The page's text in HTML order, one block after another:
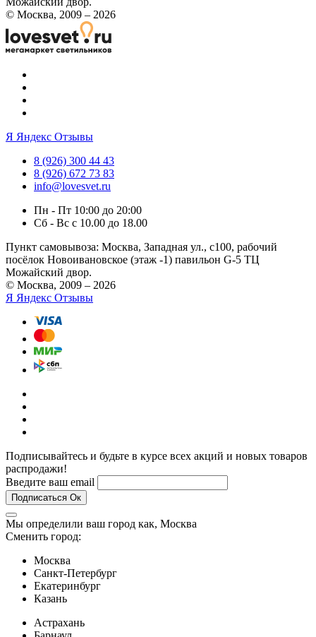
© Москва, 2009 – 2026
Я Яндекс Отзывы
8 (926) 300 44 43
8 (926) 672 73 83
info@lovesvet.ru
Пн - Пт 10:00 до 20:00
Сб - Вс с 10.00 до 18.00
Пункт самовывоза: Москва, Западная ул., с100, рабочий
посёлок Новоивановское (этаж -1) павильон G-5 ТЦ
Можайский двор.
© Москва, 2009 – 2026
Я Яндекс Отзывы
Подписывайтесь и будьте в курсе всех акций и новых товаров
распродажи!
Введите ваш email
Подписаться Ок
Мы определили ваш город как, Москва
Сменить город:
Москва
Санкт-Петербург
Екатеринбург
Казань
Астрахань